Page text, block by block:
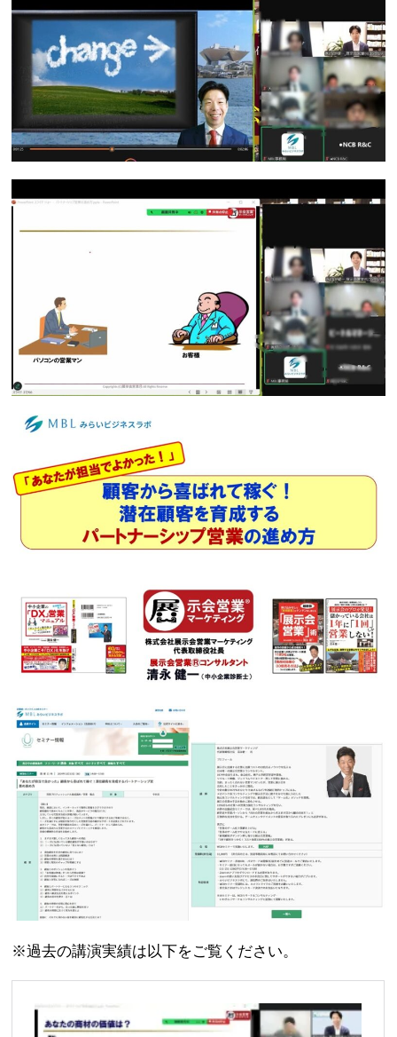
※過去の講演実績は以下をご覧ください。